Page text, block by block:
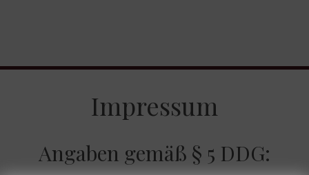
Impressum
Angaben gemäß § 5 DDG: